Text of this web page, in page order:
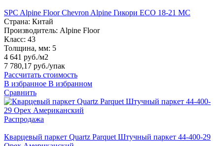
SPC Alpine Floor Chevron Alpine Гикори ECO 18-21 MC
Страна: Китай
Производитель: Alpine Floor
Класс: 43
Толщина, мм: 5
4 641 руб./м2
7 780,17 руб./упак
Рассчитать стоимость
В избранное В избранном
Сравнить
Распродажа
Кварцевый паркет Quartz Parquet Штучный паркет 44-400-29